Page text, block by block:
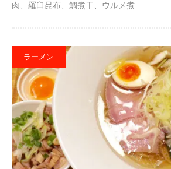
肉、羅臼昆布、鯛煮干、ウルメ煮…
ラーメン